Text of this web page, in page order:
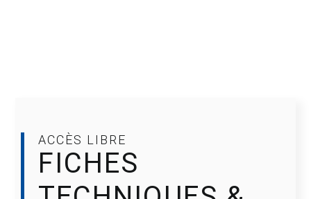
ACCÈS LIBRE
FICHES